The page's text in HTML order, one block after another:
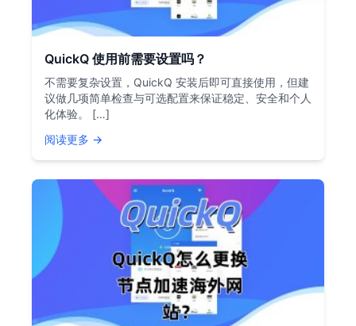
QuickQ 使用前需要设置吗？
不需要复杂设置，QuickQ 安装后即可直接使用，但建
议做几项简单检查与可选配置来保证稳定、安全和个人
化体验。 […]
阅读更多 →